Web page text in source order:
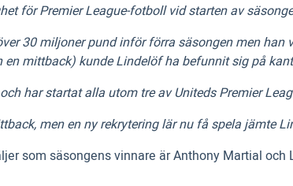
för Premier League-fotboll vid starten av
30 miljoner pund inför förra säsongen men
mittback) kunde Lindelöf ha befunnit sig på
har startat alla utom tre av Uniteds Premier
men en ny rekrytering lär nu få spela jämte
som säsongens vinnare är Anthony Martial